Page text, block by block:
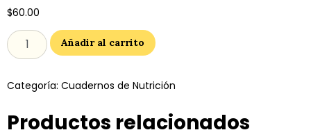
$60.00
Añadir al carrito
Categoría: Cuadernos de Nutrición
Productos relacionados